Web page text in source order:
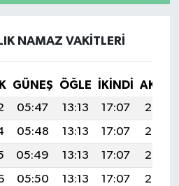
NAMAZ VAKITLERI
GÜNEŞ ÖĞLE İKINDI
05:47 13:13 17:07
20:29
05:48 13:13 17:07
20:29
05:49 13:13 17:07
20:28
05:50 13:13 17:07
20:27